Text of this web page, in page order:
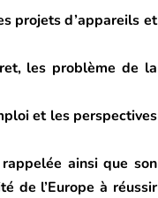
projets d’appareils et
les problème de la
et les perspectives
ainsi que son
de l’Europe à réussir